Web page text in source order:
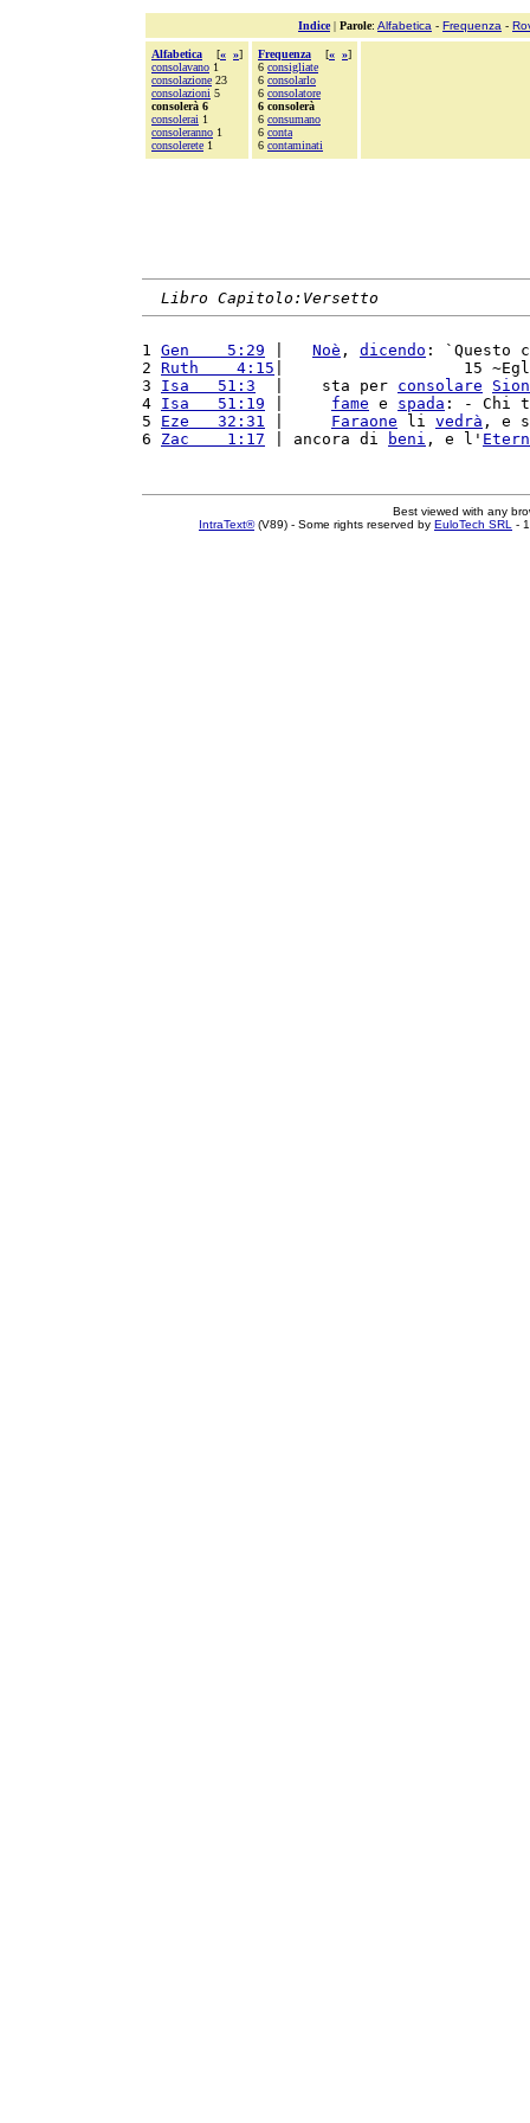
Indice| Parole: Alfabetica - Frequenza -
Alfabetica [« »]
consolavano 1
consolazione 23
consolazioni 5
consolerà 6
consolerai 1
consoleranno 1
consolerete 1
Frequenza [« »]
6 consigliate
6 consolarlo
6 consolatore
6 consolerà
6 consumano
6 conta
6 contaminati
Libro Capitolo:Versetto
1 Gen    5:29 Noè , dicendo : `Questo
2 Ruth    4:15 |                   15
3 Isa   51:3
  |    sta per
consolare
Sion
4 Isa   51:19 fame e spada : - Chi
5 Eze   32:31 Faraone li vedrà , e
6 Zac    1:17 | ancora di beni , e l'
Best viewed with any
IntraText®(V89) - Some rights reserved by EuloTech SRL -